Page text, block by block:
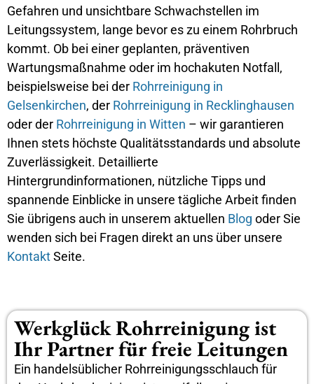
Gefahren und unsichtbare Schwachstellen im
Leitungssystem, lange bevor es zu einem Rohrbruch
kommt. Ob bei einer geplanten, präventiven
Wartungsmaßnahme oder im hochakuten Notfall,
beispielsweise bei der Rohrreinigung in
Gelsenkirchen, der Rohrreinigung in Recklinghausen
oder der Rohrreinigung in Witten – wir garantieren
Ihnen stets höchste Qualitätsstandards und absolute
Zuverlässigkeit. Detaillierte
Hintergrundinformationen, nützliche Tipps und
spannende Einblicke in unsere tägliche Arbeit finden
Sie übrigens auch in unserem aktuellen Blog oder Sie
wenden sich bei Fragen direkt an uns über unsere
KontaktSeite.
Werkglück Rohrreinigung ist
Ihr Partner für freie Leitungen
Ein handelsüblicher Rohrreinigungsschlauch für